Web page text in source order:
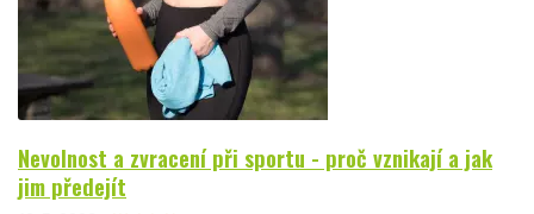
Nevolnost a zvracení při sportu - proč vznikají a jak
jim předejít